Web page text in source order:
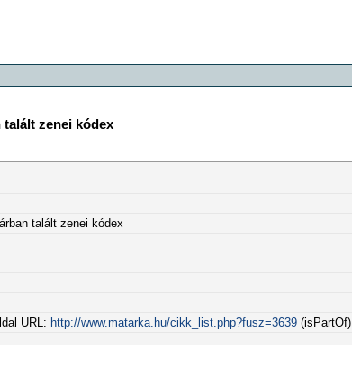
zenei kódex
talált zenei kódex
URL: http://www.matarka.hu/cikk_list.php?fusz=3639(isPartOf)